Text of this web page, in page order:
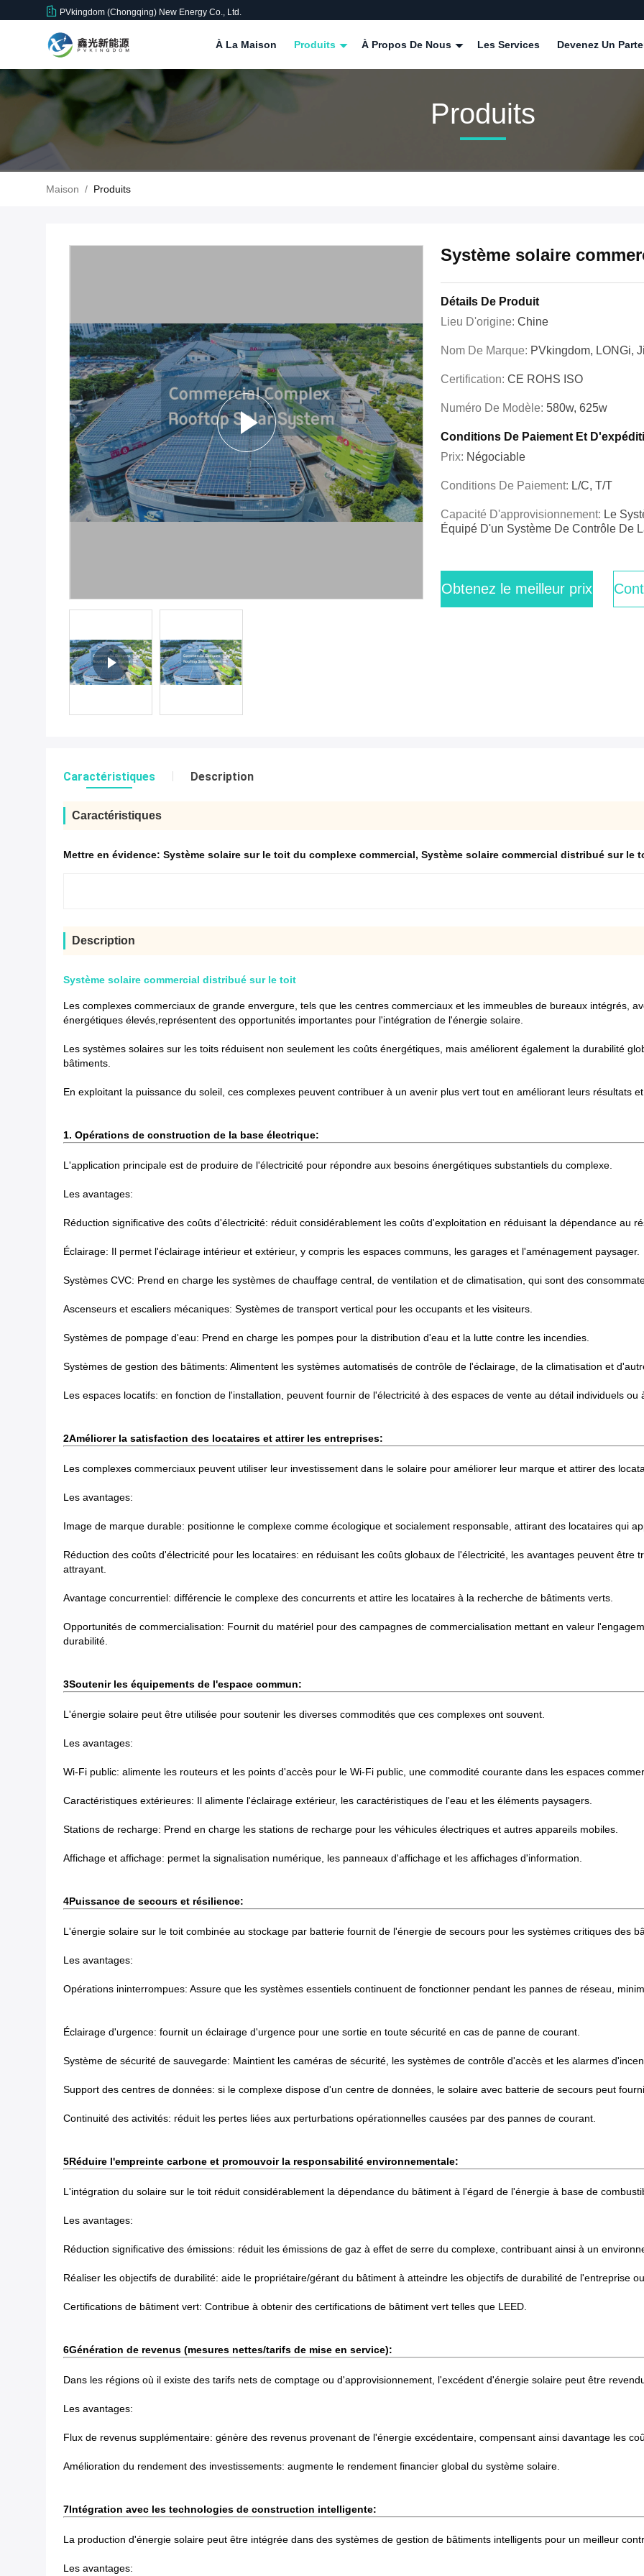
PVkingdom (Chongqing) New Energy Co., Ltd.
À La Maison Produits À Propos De Nous Les Services Devenez Un
Produits
Maison / Produits
Système solaire
Détails De Produit
Lieu D'origine: Chine
Nom De Marque: PVkingdom, LONGi,
Certification: CE ROHS ISO
Numéro De Modèle: 580w, 625w
Conditions De Paiement Et
Prix: Négociable
Conditions De Paiement: L/C, T/T
Capacité D'approvisionnement: Le
Équipé D'un Système De Contrôle De
Obtenez le meilleur prix
Caractéristiques Description
Caractéristiques
Mettre en évidence: Système solaire sur le toit du complexe commercial, Système solaire commercial distribué sur le
Description
Système solaire commercial distribué sur le toit
Les complexes commerciaux de grande envergure, tels que les centres commerciaux et les immeubles de bureaux intégrés,
énergétiques élevés,représentent des opportunités importantes pour l'intégration de l'énergie solaire.
Les systèmes solaires sur les toits réduisent non seulement les coûts énergétiques, mais améliorent également la durabilité
bâtiments.
En exploitant la puissance du soleil, ces complexes peuvent contribuer à un avenir plus vert tout en améliorant leurs résultats
1. Opérations de construction de la base électrique:
L'application principale est de produire de l'électricité pour répondre aux besoins énergétiques substantiels du complexe.
Les avantages:
Réduction significative des coûts d'électricité: réduit considérablement les coûts d'exploitation en réduisant la dépendance au
Éclairage: Il permet l'éclairage intérieur et extérieur, y compris les espaces communs, les garages et l'aménagement paysager.
Systèmes CVC: Prend en charge les systèmes de chauffage central, de ventilation et de climatisation, qui sont des
Ascenseurs et escaliers mécaniques: Systèmes de transport vertical pour les occupants et les visiteurs.
Systèmes de pompage d'eau: Prend en charge les pompes pour la distribution d'eau et la lutte contre les incendies.
Systèmes de gestion des bâtiments: Alimentent les systèmes automatisés de contrôle de l'éclairage, de la climatisation et
Les espaces locatifs: en fonction de l'installation, peuvent fournir de l'électricité à des espaces de vente au détail individuels ou
2Améliorer la satisfaction des locataires et attirer les entreprises:
Les complexes commerciaux peuvent utiliser leur investissement dans le solaire pour améliorer leur marque et attirer des
Les avantages:
Image de marque durable: positionne le complexe comme écologique et socialement responsable, attirant des locataires qui
Réduction des coûts d'électricité pour les locataires: en réduisant les coûts globaux de l'électricité, les avantages peuvent être
attrayant.
Avantage concurrentiel: différencie le complexe des concurrents et attire les locataires à la recherche de bâtiments verts.
Opportunités de commercialisation: Fournit du matériel pour des campagnes de commercialisation mettant en valeur
durabilité.
3Soutenir les équipements de l'espace commun:
L'énergie solaire peut être utilisée pour soutenir les diverses commodités que ces complexes ont souvent.
Les avantages:
Wi-Fi public: alimente les routeurs et les points d'accès pour le Wi-Fi public, une commodité courante dans les espaces
Caractéristiques extérieures: Il alimente l'éclairage extérieur, les caractéristiques de l'eau et les éléments paysagers.
Stations de recharge: Prend en charge les stations de recharge pour les véhicules électriques et autres appareils mobiles.
Affichage et affichage: permet la signalisation numérique, les panneaux d'affichage et les affichages d'information.
4Puissance de secours et résilience:
L'énergie solaire sur le toit combinée au stockage par batterie fournit de l'énergie de secours pour les systèmes critiques des
Les avantages:
Opérations ininterrompues: Assure que les systèmes essentiels continuent de fonctionner pendant les pannes de réseau,
Éclairage d'urgence: fournit un éclairage d'urgence pour une sortie en toute sécurité en cas de panne de courant.
Système de sécurité de sauvegarde: Maintient les caméras de sécurité, les systèmes de contrôle d'accès et les alarmes
Support des centres de données: si le complexe dispose d'un centre de données, le solaire avec batterie de secours peut
Continuité des activités: réduit les pertes liées aux perturbations opérationnelles causées par des pannes de courant.
5Réduire l'empreinte carbone et promouvoir la responsabilité environnementale:
L'intégration du solaire sur le toit réduit considérablement la dépendance du bâtiment à l'égard de l'énergie à base de
Les avantages:
Réduction significative des émissions: réduit les émissions de gaz à effet de serre du complexe, contribuant ainsi à un
Réaliser les objectifs de durabilité: aide le propriétaire/gérant du bâtiment à atteindre les objectifs de durabilité de l'entreprise
Certifications de bâtiment vert: Contribue à obtenir des certifications de bâtiment vert telles que LEED.
6Génération de revenus (mesures nettes/tarifs de mise en service):
Dans les régions où il existe des tarifs nets de comptage ou d'approvisionnement, l'excédent d'énergie solaire peut être
Les avantages:
Flux de revenus supplémentaire: génère des revenus provenant de l'énergie excédentaire, compensant ainsi davantage les
Amélioration du rendement des investissements: augmente le rendement financier global du système solaire.
7Intégration avec les technologies de construction intelligente:
La production d'énergie solaire peut être intégrée dans des systèmes de gestion de bâtiments intelligents pour un meilleur
Les avantages: